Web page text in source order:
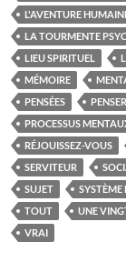
L'AVENTURE
LA TOURMENTE
LIEU SPIRITUEL
MÉMOIRE
PENSÉES
PENSER
PROCESSUS
RÉJOUISSEZ-VOUS
SERVITEUR
SUJET
SYSTÈME
TOUT
UNE
VRAI